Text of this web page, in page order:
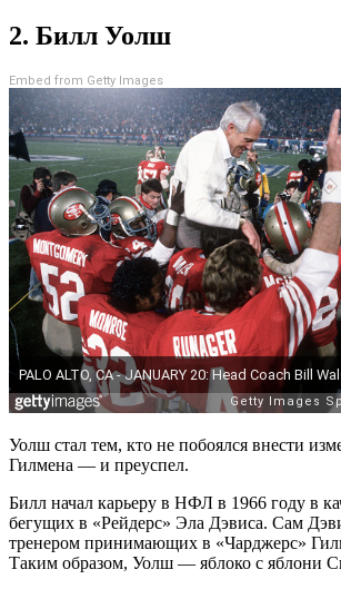
2. Билл Уолш
Embed from Getty Images
Уолш стал тем, кто не побоялся внести
Гилмена — и преуспел.
Билл начал карьеру в НФЛ в 1966 году в
бегущих в «Рейдерс» Эла Дэвиса. Сам
тренером принимающих в «Чарджерс»
Таким образом, Уолш — яблоко с яблони